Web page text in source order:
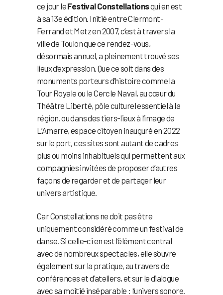
ce jour leFestival Constellationsqui en est
à sa 13e édition. Initié entre Clermont-
Ferrand et Metz en 2007, c’est à travers la
ville de Toulon que ce rendez-vous,
désormais annuel, a pleinement trouvé ses
lieux d’expression. Que ce soit dans des
monuments porteurs d’histoire comme la
Tour Royale ou le Cercle Naval, au cœur du
Théâtre Liberté, pôle culturel essentiel à la
région, ou dans des tiers-lieux à l’image de
L’Amarre, espace citoyen inauguré en 2022
sur le port, ces sites sont autant de cadres
plus ou moins inhabituels qui permettent aux
compagnies invitées de proposer d’autres
façons de regarder et de partager leur
univers artistique.
Car Constellations ne doit pas être
uniquement considéré comme un festival de
danse. Si celle-ci en est l’élément central
avec de nombreux spectacles, elle s’ouvre
également sur la pratique, au travers de
conférences et d’ateliers, et sur le dialogue
avec sa moitié inséparable : l’univers sonore.